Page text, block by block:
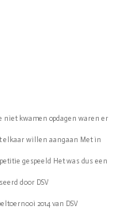
niet kwamen opdagen waren er
elkaar willen aangaan Met in
gespeeld Het was dus een
door DSV
2014 van DSV